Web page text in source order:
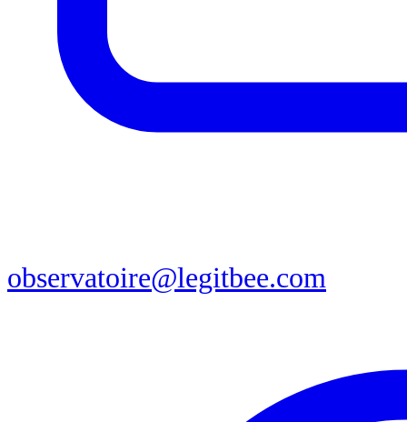
observatoire@legitbee.com